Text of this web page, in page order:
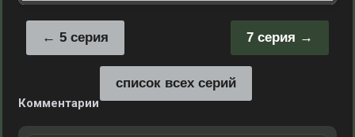
7 серия
5 серия
список всех серий
Комментарии